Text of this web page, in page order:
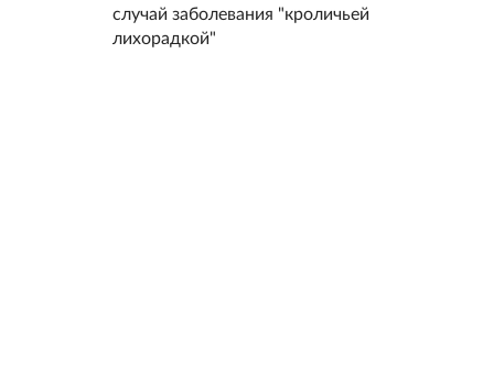
случай заболевания "кроличьей
лихорадкой"